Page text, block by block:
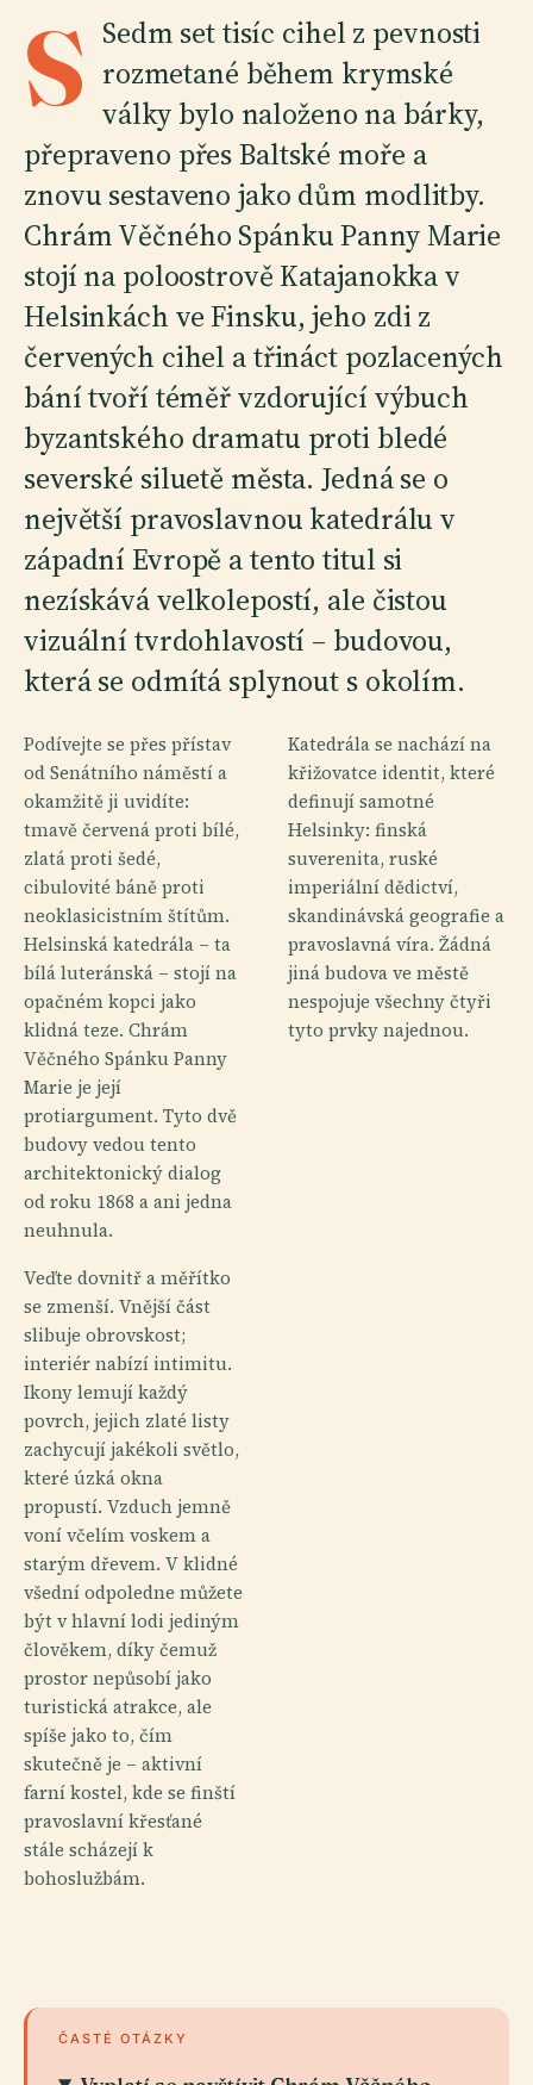
S Sedm set tisíc cihel z pevnosti
rozmetané během krymské
války bylo naloženo na bárky,
přepraveno přes Baltské moře a
znovu sestaveno jako dům modlitby.
Chrám Věčného Spánku Panny Marie
stojí na poloostrově Katajanokka v
Helsinkách ve Finsku, jeho zdi z
červených cihel a třináct pozlacených
bání tvoří téměř vzdorující výbuch
byzantského dramatu proti bledé
severské siluetě města. Jedná se o
největší pravoslavnou katedrálu v
západní Evropě a tento titul si
nezískává velkolepostí, ale čistou
vizuální tvrdohlavostí – budovou,
která se odmítá splynout s okolím.
Podívejte se přes přístav
od Senátního náměstí a
okamžitě ji uvidíte:
tmavě červená proti bílé,
zlatá proti šedé,
cibulovité báně proti
neoklasicistním štítům.
Helsinská katedrála – ta
bílá luteránská – stojí na
opačném kopci jako
klidná teze. Chrám
Věčného Spánku Panny
Marie je její
protiargument. Tyto dvě
budovy vedou tento
architektonický dialog
od roku 1868 a ani jedna
neuhnula.
Veďte dovnitř a měřítko
se zmenší. Vnější část
slibuje obrovskost;
interiér nabízí intimitu.
Ikony lemují každý
povrch, jejich zlaté listy
zachycují jakékoli světlo,
které úzká okna
propustí. Vzduch jemně
voní včelím voskem a
starým dřevem. V klidné
všední odpoledne můžete
být v hlavní lodi jediným
člověkem, díky čemuž
prostor nepůsobí jako
turistická atrakce, ale
spíše jako to, čím
skutečně je – aktivní
farní kostel, kde se finští
pravoslavní křesťané
stále scházejí k
bohoslužbám.
Katedrála se nachází na
křižovatce identit, které
definují samotné
Helsinky: finská
suverenita, ruské
imperiální dědictví,
skandinávská geografie a
pravoslavná víra. Žádná
jiná budova ve městě
nespojuje všechny čtyři
tyto prvky najednou.
ČASTÉ OTÁZKY